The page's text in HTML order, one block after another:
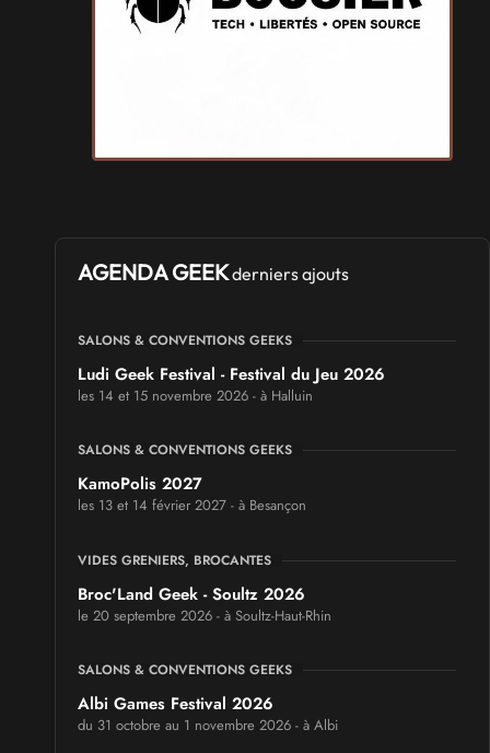
AGENDA GEEKderniers ajouts
SALONS & CONVENTIONS GEEKS
Ludi Geek Festival - Festival du Jeu 2026
les 14 et 15 novembre 2026 - à Halluin
SALONS & CONVENTIONS GEEKS
KamoPolis 2027
les 13 et 14 février 2027 - à Besançon
VIDES GRENIERS, BROCANTES
Broc'Land Geek - Soultz 2026
le 20 septembre 2026 - à Soultz-Haut-Rhin
SALONS & CONVENTIONS GEEKS
Albi Games Festival 2026
du 31 octobre au 1 novembre 2026 - à Albi